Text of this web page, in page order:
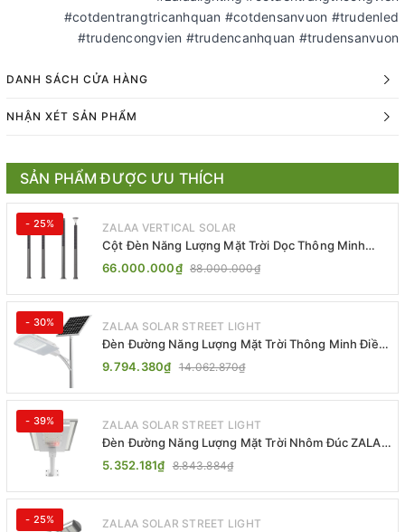
#cotdentrangtricanhquan #cotdensanvuon #trudenled
#trudencongvien #trudencanhquan #trudensanvuon
DANH SÁCH CỬA HÀNG
NHẬN XÉT SẢN PHẨM
SẢN PHẨM ĐƯỢC ƯU THÍCH
- 25% ZALAA VERTICAL SOLAR
Cột Đèn Năng Lượng Mặt Trời Dọc Thông Minh
ZSR-YYDS-360 | ZALAA Jsc
66.000.000₫ 88.000.000₫
- 30% ZALAA SOLAR STREET LIGHT
Đèn Đường Năng Lượng Mặt Trời Thông Minh Điều
Khiển MPPT ZL-GMX01 ZALAA
9.794.380₫ 14.062.870₫
- 39% ZALAA SOLAR STREET LIGHT
Đèn Đường Năng Lượng Mặt Trời Nhôm Đúc ZALAA
ZL-BWH Cao Cấp IP65
5.352.181₫ 8.843.884₫
- 25% ZALAA SOLAR STREET LIGHT